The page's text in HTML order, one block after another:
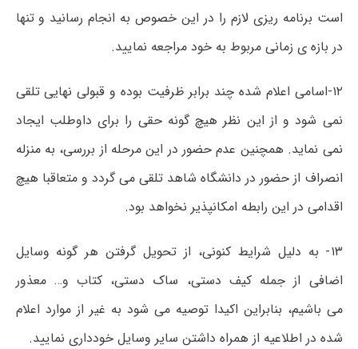
است برنامه ریزی لازم را در این خصوص به انجام رسانید و تنها
در بازه ی زمانی مربوط به خود مراجعه نمایید.
۱۲- اسامی اعلام شده چند برابر ظرفیت بوده و قبولی نهایی تلقی
نمی شود و از این نظر هیچ گونه حقی را برای داوطلب ایجاد
نمی نماید. همچنین عدم حضور در این مرحله از بررسی، به منزله
انصراف از حضور در دانشگاه شاهد تلقی می گردد و متعاقبا هیچ
اقدامی در این رابطه امکانپذیر نخواهد بود.
۱۳- به دلیل شرایط کنونی، از تحویل گرفتن هر گونه وسایل
اضافی از جمله کیف دستی، ساک دستی، کتاب و… معذور
می باشیم، بنابراین اکیدا توصیه می ­شود به غیر از موارد اعلام
شده در اطلاعیه از همراه داشتن سایر وسایل خودداری نمایید.​